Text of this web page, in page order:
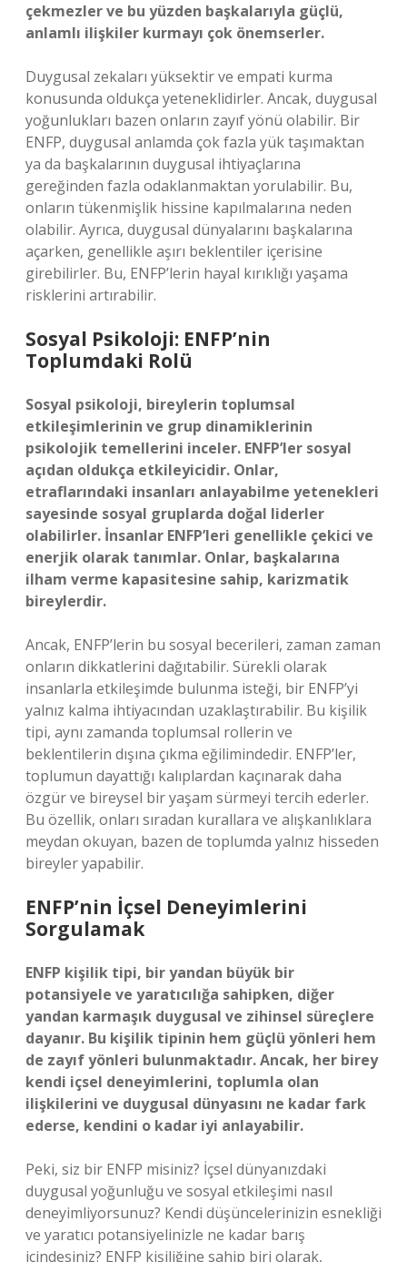
çekmezler ve bu yüzden başkalarıyla güçlü,
anlamlı ilişkiler kurmayı çok önemserler.
Duygusal zekaları yüksektir ve empati kurma
konusunda oldukça yeteneklidirler. Ancak, duygusal
yoğunlukları bazen onların zayıf yönü olabilir. Bir
ENFP, duygusal anlamda çok fazla yük taşımaktan
ya da başkalarının duygusal ihtiyaçlarına
gereğinden fazla odaklanmaktan yorulabilir. Bu,
onların tükenmişlik hissine kapılmalarına neden
olabilir. Ayrıca, duygusal dünyalarını başkalarına
açarken, genellikle aşırı beklentiler içerisine
girebilirler. Bu, ENFP’lerin hayal kırıklığı yaşama
risklerini artırabilir.
Sosyal Psikoloji: ENFP’nin
Toplumdaki Rolü
Sosyal psikoloji, bireylerin toplumsal
etkileşimlerinin ve grup dinamiklerinin
psikolojik temellerini inceler. ENFP’ler sosyal
açıdan oldukça etkileyicidir. Onlar,
etraflarındaki insanları anlayabilme yetenekleri
sayesinde sosyal gruplarda doğal liderler
olabilirler. İnsanlar ENFP’leri genellikle çekici ve
enerjik olarak tanımlar. Onlar, başkalarına
ilham verme kapasitesine sahip, karizmatik
bireylerdir.
Ancak, ENFP’lerin bu sosyal becerileri, zaman zaman
onların dikkatlerini dağıtabilir. Sürekli olarak
insanlarla etkileşimde bulunma isteği, bir ENFP’yi
yalnız kalma ihtiyacından uzaklaştırabilir. Bu kişilik
tipi, aynı zamanda toplumsal rollerin ve
beklentilerin dışına çıkma eğilimindedir. ENFP’ler,
toplumun dayattığı kalıplardan kaçınarak daha
özgür ve bireysel bir yaşam sürmeyi tercih ederler.
Bu özellik, onları sıradan kurallara ve alışkanlıklara
meydan okuyan, bazen de toplumda yalnız hisseden
bireyler yapabilir.
ENFP’nin İçsel Deneyimlerini
Sorgulamak
ENFP kişilik tipi, bir yandan büyük bir
potansiyele ve yaratıcılığa sahipken, diğer
yandan karmaşık duygusal ve zihinsel süreçlere
dayanır. Bu kişilik tipinin hem güçlü yönleri hem
de zayıf yönleri bulunmaktadır. Ancak, her birey
kendi içsel deneyimlerini, toplumla olan
ilişkilerini ve duygusal dünyasını ne kadar fark
ederse, kendini o kadar iyi anlayabilir.
Peki, siz bir ENFP misiniz? İçsel dünyanızdaki
duygusal yoğunluğu ve sosyal etkileşimi nasıl
deneyimliyorsunuz? Kendi düşüncelerinizin esnekliği
ve yaratıcı potansiyelinizle ne kadar barış
içindesiniz? ENFP kişiliğine sahip biri olarak,